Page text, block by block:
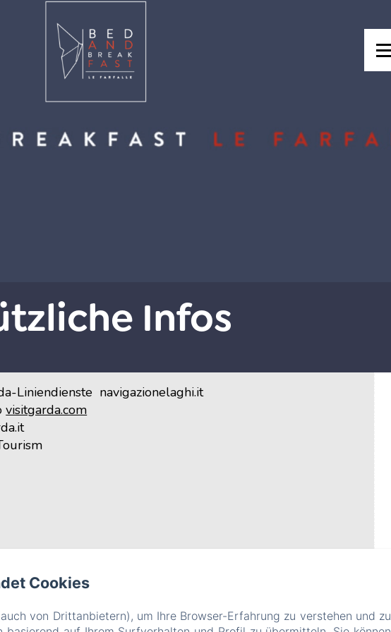
Infos
Liniendienste navigazionelaghi.it
visitgarda.com
Cookies
von Drittanbietern), um Ihre Browser-Erfahrung zu verstehen und zu